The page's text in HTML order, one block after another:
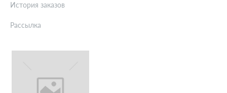
История заказов
Рассылка